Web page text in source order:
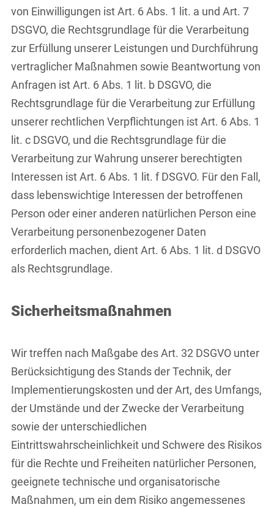
von Einwilligungen ist Art. 6 Abs. 1 lit. a und Art. 7
DSGVO, die Rechtsgrundlage für die Verarbeitung
zur Erfüllung unserer Leistungen und Durchführung
vertraglicher Maßnahmen sowie Beantwortung von
Anfragen ist Art. 6 Abs. 1 lit. b DSGVO, die
Rechtsgrundlage für die Verarbeitung zur Erfüllung
unserer rechtlichen Verpflichtungen ist Art. 6 Abs. 1
lit. c DSGVO, und die Rechtsgrundlage für die
Verarbeitung zur Wahrung unserer berechtigten
Interessen ist Art. 6 Abs. 1 lit. f DSGVO. Für den Fall,
dass lebenswichtige Interessen der betroffenen
Person oder einer anderen natürlichen Person eine
Verarbeitung personenbezogener Daten
erforderlich machen, dient Art. 6 Abs. 1 lit. d DSGVO
als Rechtsgrundlage.
Sicherheitsmaßnahmen
Wir treffen nach Maßgabe des Art. 32 DSGVO unter
Berücksichtigung des Stands der Technik, der
Implementierungskosten und der Art, des Umfangs,
der Umstände und der Zwecke der Verarbeitung
sowie der unterschiedlichen
Eintrittswahrscheinlichkeit und Schwere des Risikos
für die Rechte und Freiheiten natürlicher Personen,
geeignete technische und organisatorische
Maßnahmen, um ein dem Risiko angemessenes